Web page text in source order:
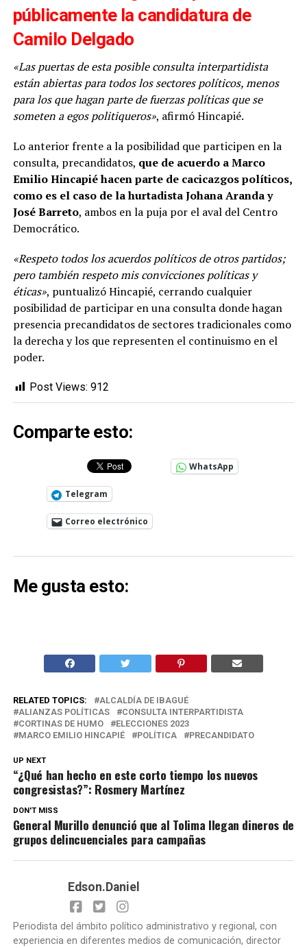
públicamente la candidatura de
Camilo Delgado
«Las puertas de esta posible consulta interpartidista
están abiertas para todos los sectores políticos, menos
para los que hagan parte de fuerzas políticas que se
someten a egos politiqueros», afirmó Hincapié.
Lo anterior frente a la posibilidad que participen en la
consulta, precandidatos, que de acuerdo a Marco
Emilio Hincapié hacen parte de cacicazgos políticos,
como es el caso de la hurtadista Johana Aranda y
José Barreto, ambos en la puja por el aval del Centro
Democrático.
«Respeto todos los acuerdos políticos de otros partidos;
pero también respeto mis convicciones políticas y
éticas», puntualizó Hincapié, cerrando cualquier
posibilidad de participar en una consulta donde hagan
presencia precandidatos de sectores tradicionales como
la derecha y los que representen el continuismo en el
poder.
Post Views: 912
Comparte esto:
WhatsApp
Telegram
Correo electrónico
Me gusta esto:
RELATED TOPICS:
ALCALDÍA DE IBAGUÉ
ALIANZAS POLÍTICAS
CONSULTA INTERPARTIDISTA
CORTINAS DE HUMO
ELECCIONES 2023
MARCO EMILIO HINCAPIÉ
POLÍTICA PRECANDIDATO
UP NEXT
“¿Qué han hecho en este corto tiempo los nuevos
congresistas?”: Rosmery Martínez
DON'T MISS
General Murillo denunció que al Tolima llegan dineros de
grupos delincuenciales para campañas
Edson.Daniel
Periodista del ámbito político administrativo y regional, con
experiencia en diferentes medios de comunicación, director